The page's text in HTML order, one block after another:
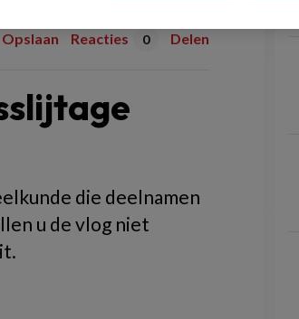
Opslaan Reacties 0 Delen
die deelnamen
u de vlog niet